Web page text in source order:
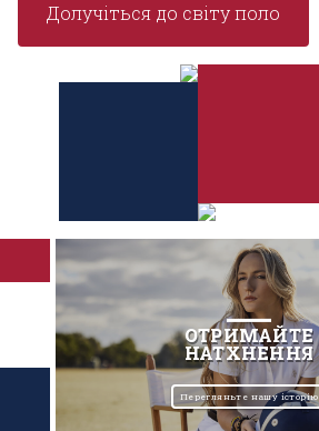
Долучіться до світу поло
ОТРИМАЙТЕ
НАТХНЕННЯ
Перегляньте нашу історію